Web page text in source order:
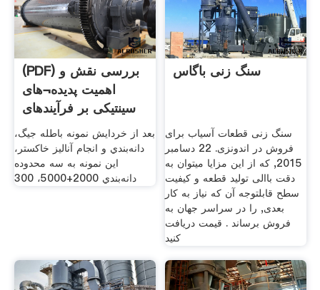
(PDF) بررسی نقش و
اهمیت پدیده¬های
سینتیکی بر فرآیندهای
بعد از خردايش نمونه باطله جيگ،
دانه‌بندي و انجام آناليز خاکستر،
اين نمونه به سه محدوده
دانه‌بندي 2000+5000، 300
سنگ زنی باگاس
سنگ زنی قطعات آسیاب برای
فروش در اندونزی. 22 دسامبر
2015, که از این مزایا میتوان به
دقت باالی تولید قطعه و کیفیت
سطح قابلتوجه آن که نیاز به کار
بعدی, را در سراسر جهان به
فروش برساند . قیمت دریافت
کنید